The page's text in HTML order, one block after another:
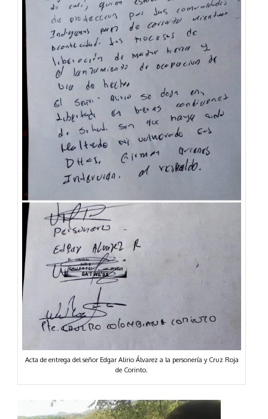
Acta de entrega del señor Edgar Alirio Álvarez a la personería y Cruz Roja
de Corinto.